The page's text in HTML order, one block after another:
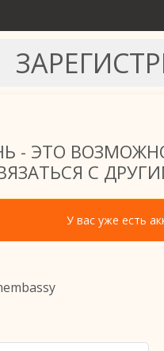
- ЭТО
С
У вас уже есть